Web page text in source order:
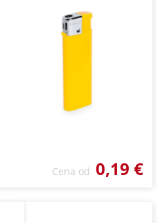
Cena od 0,19 €